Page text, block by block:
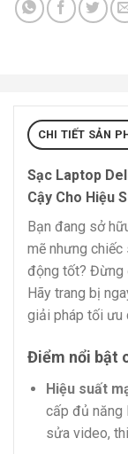
CHI TIẾT SẢN
Sạc Laptop
Cậy Cho Hiệu
Bạn đang sở
mẽ nhưng
động tốt? Đừng
Hãy trang bị
giải pháp tối ưu
Điểm nổi bật
Hiệu suất
cấp đủ năng
sửa video,